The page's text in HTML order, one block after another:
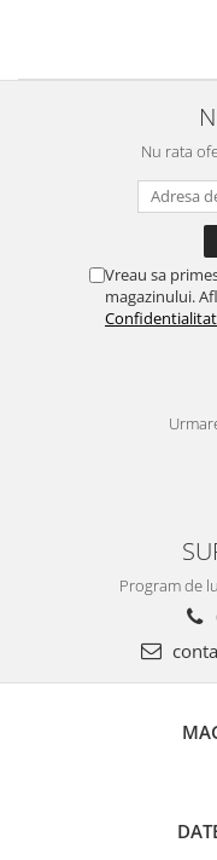
Nu rata
Vreau sa
magazinului.
Program de